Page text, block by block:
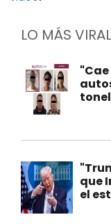
LO MÁS VIRAL
que
el